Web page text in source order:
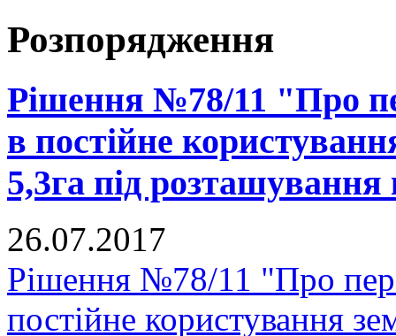
Розпорядження
Рішення №78/11 "Про
в постійне
5,3га під
26.07.2017
Рішення №78/11 "Про
постійне користування